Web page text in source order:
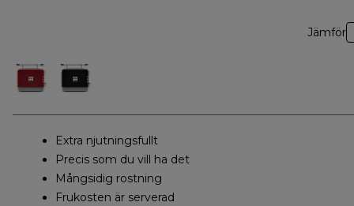
Jämför
Extra njutningsfullt
Precis som du vill ha det
Mångsidig rostning
Frukosten är serverad